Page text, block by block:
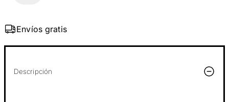
Envíos gratis
Descripción